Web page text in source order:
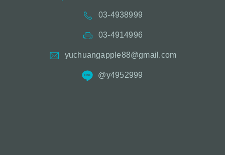
03-4938999
03-4914996
yuchuangapple88@gmail.com
@y4952999